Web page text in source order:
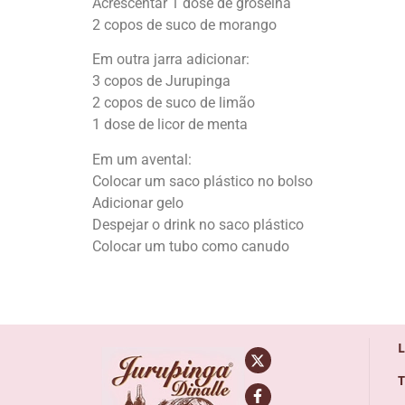
2 copos de suco de morango
Em outra jarra adicionar:
3 copos de Jurupinga
2 copos de suco de limão
1 dose de licor de menta
Em um avental:
Colocar um saco plástico no bolso
Adicionar gelo
Despejar o drink no saco plástico
Colocar um tubo como canudo